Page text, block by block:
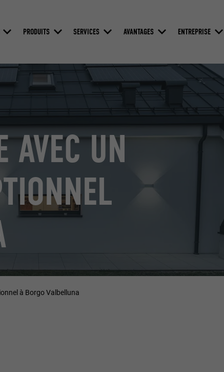
PRODUITS SERVICES AVANTAGES ENTREPRISE
AVEC UN
à Borgo Valbelluna